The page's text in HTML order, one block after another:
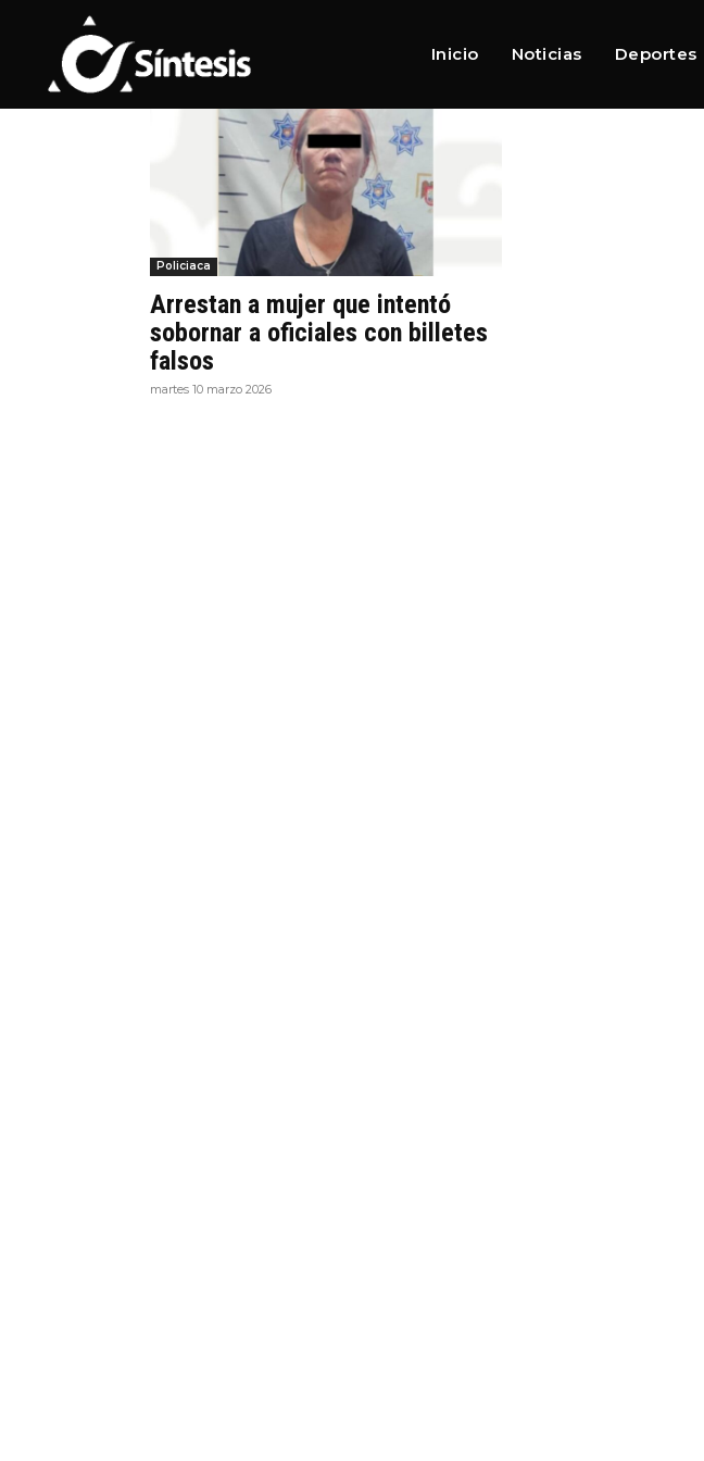
Inicio Noticias Deportes
Tag:Billetes falsos
Policiaca
Arrestan a mujer que intentó
sobornar a oficiales con billetes
falsos
martes 10 marzo 2026